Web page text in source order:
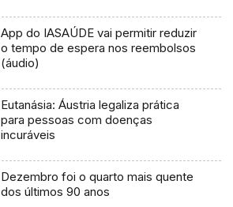
App do IASAÚDE vai permitir reduzir
o tempo de espera nos reembolsos
(áudio)
Eutanásia: Áustria legaliza prática
para pessoas com doenças
incuráveis
Dezembro foi o quarto mais quente
dos últimos 90 anos